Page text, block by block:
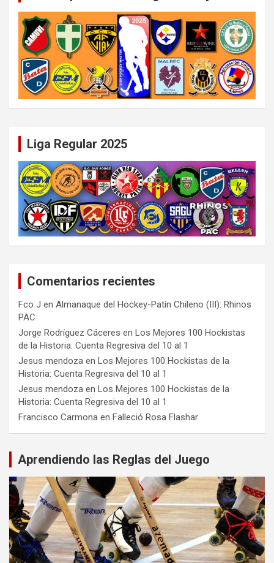
Liga Regular 2025
Comentarios recientes
Fco J en Almanaque del Hockey-Patín Chileno (III): Rhinos
PAC
Jorge Rodríguez Cáceres en Los Mejores 100 Hockistas
de la Historia: Cuenta Regresiva del 10 al 1
Jesus mendoza en Los Mejores 100 Hockistas de la
Historia: Cuenta Regresiva del 10 al 1
Jesus mendoza en Los Mejores 100 Hockistas de la
Historia: Cuenta Regresiva del 10 al 1
Francisco Carmona en Falleció Rosa Flashar
Aprendiendo las Reglas del Juego